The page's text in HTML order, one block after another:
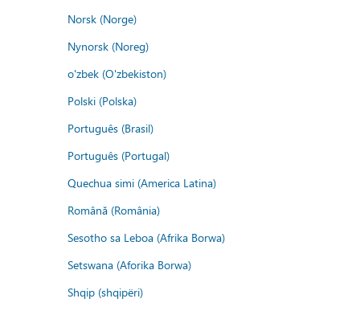
Norsk (Norge)
Nynorsk (Noreg)
o'zbek (O'zbekiston)
Polski (Polska)
Português (Brasil)
Português (Portugal)
Quechua simi (America Latina)
Română (România)
Sesotho sa Leboa (Afrika Borwa)
Setswana (Aforika Borwa)
Shqip (shqipëri)